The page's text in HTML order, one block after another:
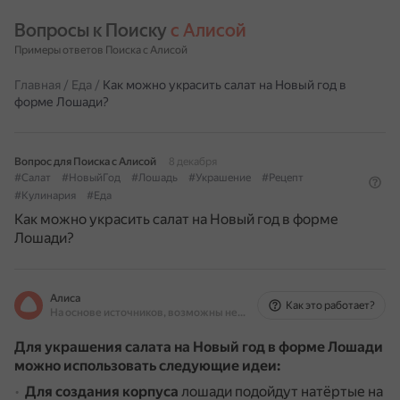
Вопросы к Поиску с Алисой
Примеры ответов Поиска с Алисой
Главная / Еда / Как можно украсить салат на Новый год в
форме Лошади?
Вопрос для Поиска с Алисой
8 декабря
#Салат
#НовыйГод #Лошадь #Украшение
#Рецепт
#Кулинария
#Еда
Как можно украсить салат на Новый год в форме
Лошади?
Алиса
На основе источников, возможны неточности
Как это работает?
Для украшения салата на Новый год в форме Лошади
можно использовать следующие идеи:
Для создания корпуса лошади подойдут натёртые на